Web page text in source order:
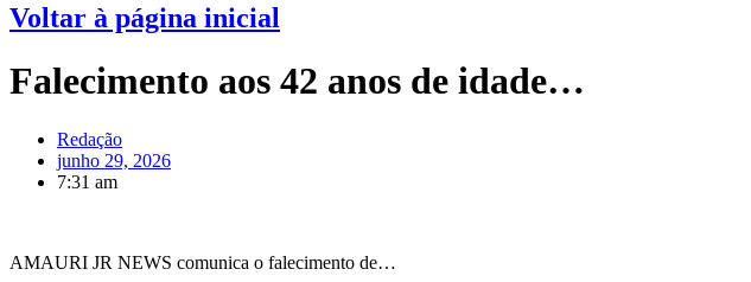
Voltar à página inicial
Falecimento aos 42 anos de idade…
Redação
junho 29, 2026
7:31 am
AMAURI JR NEWS comunica o falecimento de…